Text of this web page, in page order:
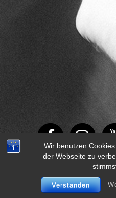
Wir benutzen
der Webseite zu
Verstanden